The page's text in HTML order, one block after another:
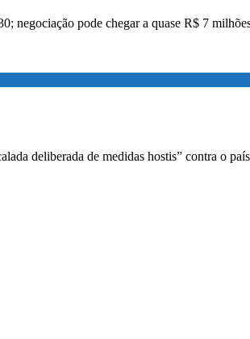
negociação pode chegar a quase R$ 7
deliberada de medidas hostis” contra o